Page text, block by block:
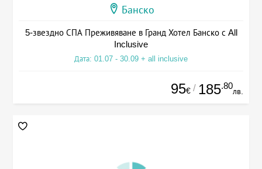
Банско
5-звездно СПА Преживяване в Гранд Хотел Банско с All
Inclusive
Дата: 01.07 - 30.09 + all inclusive
95€ / 185.80
лв.